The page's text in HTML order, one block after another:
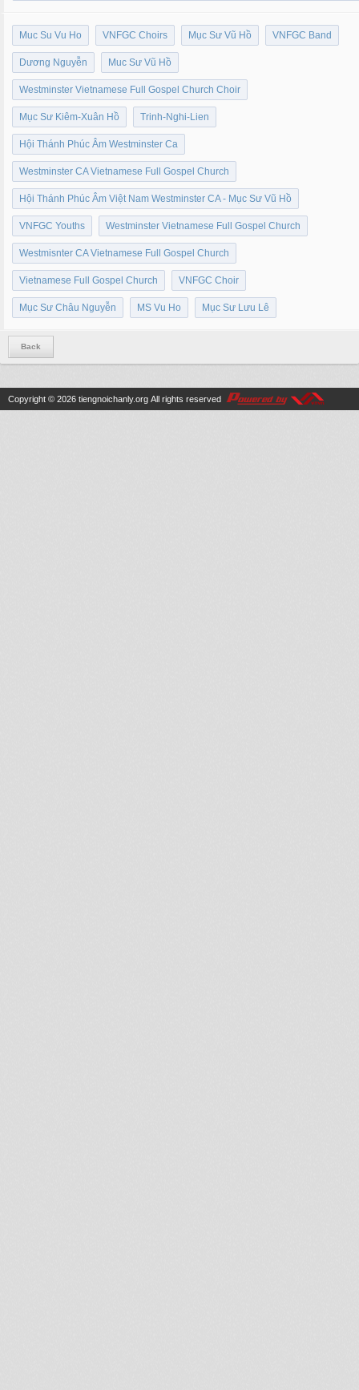
Muc Su Vu Ho VNFGC Choirs Mục Sư Vũ Hồ VNFGC Band
Dương Nguyễn Muc Sư Vũ Hồ
Westminster Vietnamese Full Gospel Church Choir
Mục Sư Kiêm-Xuân Hồ Trinh-Nghi-Lien
Hội Thánh Phúc Âm Westminster Ca
Westminster CA Vietnamese Full Gospel Church
Hội Thánh Phúc Âm Việt Nam Westminster CA - Mục Sư Vũ Hồ
VNFGC Youths Westminster Vietnamese Full Gospel Church
Westmisnter CA Vietnamese Full Gospel Church
Vietnamese Full Gospel Church VNFGC Choir
Mục Sư Châu Nguyễn MS Vu Ho Mục Sư Lưu Lê
Back
Copyright © 2026 tiengnoichanly.org All rights reserved